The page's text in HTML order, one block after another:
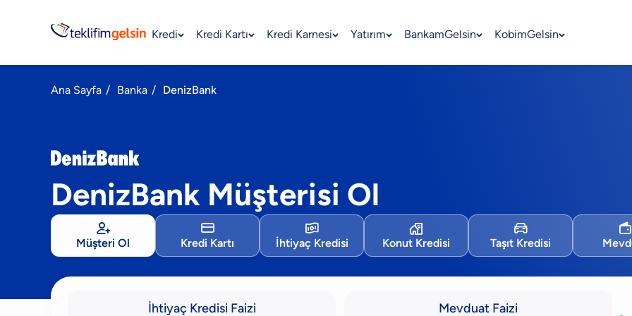
Kredi Kredi Kartı Kredi Karnesi Yatırım BankamGelsin KobimGelsin
Ana Sayfa / Banka / DenizBank
DenizBank Müşterisi Ol

Müşteri Ol

Kredi Kartı

İhtiyaç Kredisi

Konut Kredisi

Taşıt Kredisi

İhtiyaç Kredisi Faizi Mevduat Faizi